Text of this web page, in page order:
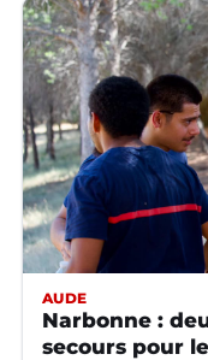
AUDE
Narbonne :
secours pour